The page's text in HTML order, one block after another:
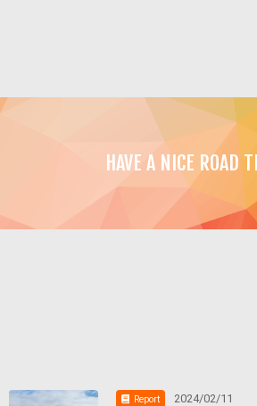
HAVE A NICE ROAD
Report 2024/02/11